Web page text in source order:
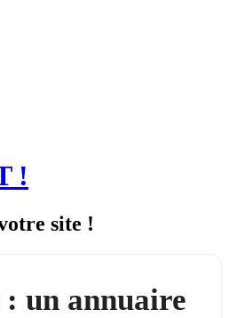
!
site !
un annuaire